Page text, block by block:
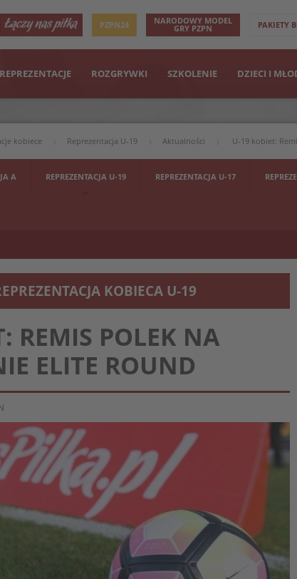
PZPN24 NARODOWY MODEL
GRY PZPN PAKIETY
REPREZENTACJE ROZGRYWKI SZKOLENIE DZIECI I
kobiece Reprezentacja U-19 Aktualności U-19 kobiet:
A REPREZENTACJA U-19 REPREZENTACJA U-17
KOBIECA U-19
REMIS POLEK NA
ELITE ROUND